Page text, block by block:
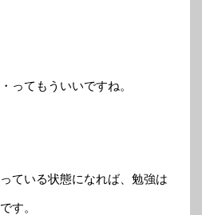
ってもういいですね。
ている状態になれば、勉強は
す。